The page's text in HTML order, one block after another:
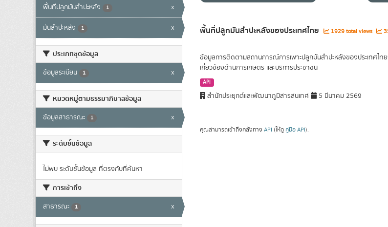
พื้นที่ปลูกมันสำปะหลัง 1 x
มันสำปะหลัง 1 x
ประเภทชุดข้อมูล
ข้อมูลระเบียน 1 x
หมวดหมู่ตามธรรมาภิบาลข้อมูล
ข้อมูลสาธารณะ 1 x
ระดับชั้นข้อมูล
ไม่พบ ระดับชั้นข้อมูล ที่ตรงกับที่ค้นหา
การเข้าถึง
สาธารณะ 1 x
พื้นที่ปลูกมันสำปะหลังของประเทศไทย 1929 total views
ข้อมูลการติดตามสถานการณ์การเพาะปลูกมันสำปะหลังของประเทศไท
เกี่ยวข้องด้านการเกษตร และบริการประชาชน
API
สำนักประยุกต์และพัฒนาภูมิสารสนเทศ 5 มีนาคม 2569
คุณสามารถเข้าถึงคลังทาง API (ให้ดู คู่มือ API).